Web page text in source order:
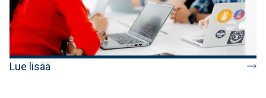
Lue lisää